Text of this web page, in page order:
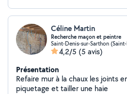
Céline Martin
Recherche maçon et peintre
Saint-Denis-sur-Sarthon
4,2/5 (5 avis)
Présentation
Refaire mur à la chaux les joints
piquetage et tailler une haie